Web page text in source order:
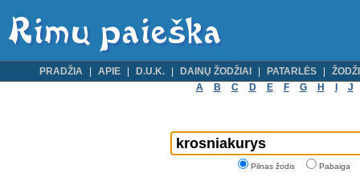
PRADŽIA APIE D.U.K. DAINŲ ŽODŽIAI PATARLĖS
A
B C D E F G H J
Pilnas žodis Pabaiga